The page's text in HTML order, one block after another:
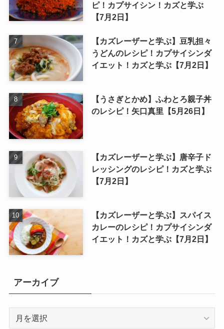
ピ！カプサイシン！カズと学ぶ
【7月2日】
【カズレーザーと学ぶ】豆乳担々
うどんのレシピ！カプサイシンダ
イエット！カズと学ぶ【7月2日】
【うさぎとかめ】ふわとろ親子丼
のレシピ！矢口真里【5月26日】
【カズレーザーと学ぶ】唐辛子ド
レッシングのレシピ！カズと学ぶ
【7月2日】
【カズレーザーと学ぶ】スパイス
カレーのレシピ！カプサイシンダ
イエット！カズと学ぶ【7月2日】
アーカイブ